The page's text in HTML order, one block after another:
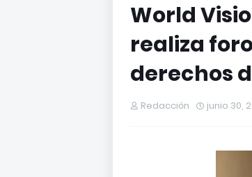
World
realiza
derechos
Redacción junio 30,